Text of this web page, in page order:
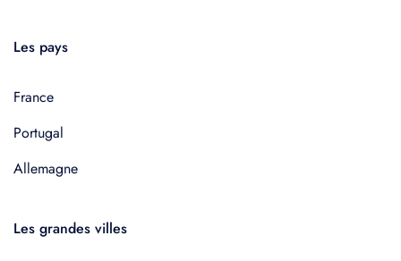
Les pays
France
Portugal
Allemagne
Les grandes villes